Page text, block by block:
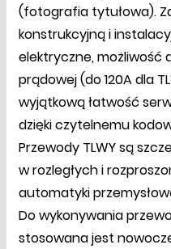
(fotografia tytułowa).
konstrukcyjną i
elektryczne, możliwość
prądowej (do 120A dla
wyjątkową łatwość
dzięki czytelnemu
Przewody TLWY są
w rozległych i
automatyki
Do wykonywania
stosowana jest